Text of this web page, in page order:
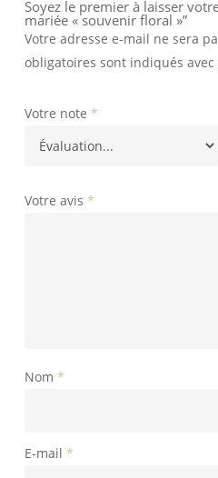
Soyez le premier à laisser
mariée « souvenir floral »”
Votre adresse e-mail ne sera
obligatoires sont indiqués avec
Votre note *
Votre avis *
Nom *
E-mail *